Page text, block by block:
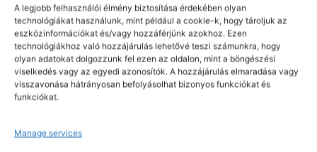
A legjobb felhasználói élmény biztosítása érdekében olyan
technológiákat használunk, mint például a cookie-k, hogy tároljuk az
eszközinformációkat és/vagy hozzáférjünk azokhoz. Ezen
technológiákhoz való hozzájárulás lehetővé teszi számunkra, hogy
olyan adatokat dolgozzunk fel ezen az oldalon, mint a böngészési
viselkedés vagy az egyedi azonosítók. A hozzájárulás elmaradása vagy
visszavonása hátrányosan befolyásolhat bizonyos funkciókat és
funkciókat.
Manage services
Nettó: 11.058 Ft+ÁFA
Bruttó : 14.044 Ft
Légzésvédők
Részecske szűrő P3 speciális
menetes csatlakozás szürke
Kosárba teszem
Nettó: 9.432 Ft+ÁFA
Bruttó : 11.979 Ft
Légzésvédők
A2 gázszűrő univerzális
menetes (6db) fekete